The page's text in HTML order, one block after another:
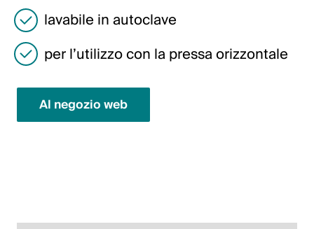
Polonia
Polski
English
lavabile in autoclave
per l’utilizzo con la pressa orizzontale
Al negozio web